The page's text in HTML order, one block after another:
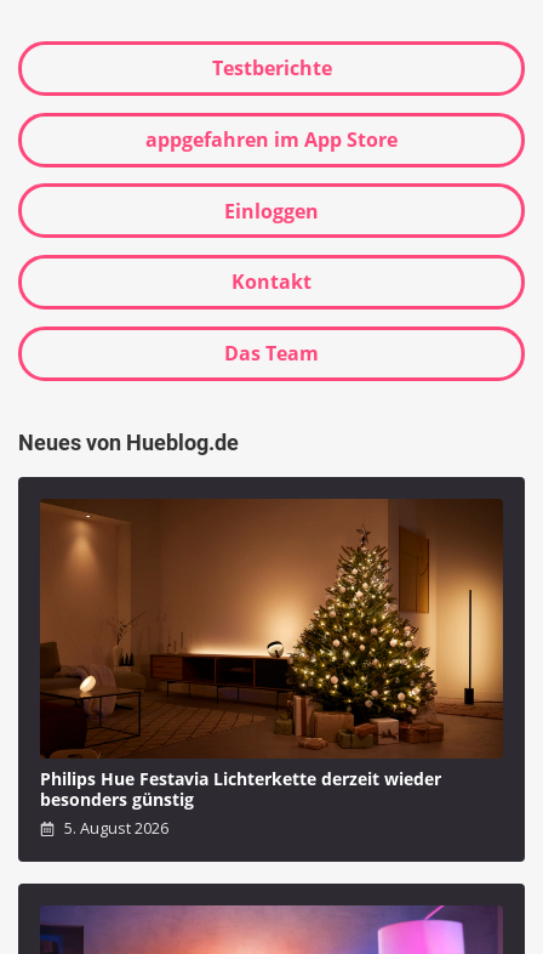
Testberichte
appgefahren im App Store
Einloggen
Kontakt
Das Team
Neues von Hueblog.de
Philips Hue Festavia Lichterkette derzeit wieder
besonders günstig
5. August 2026